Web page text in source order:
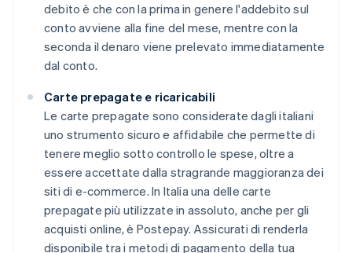
debito è che con la prima in genere l'addebito sul
conto avviene alla fine del mese, mentre con la
seconda il denaro viene prelevato immediatamente
dal conto.
Carte prepagate e ricaricabili
Le carte prepagate sono considerate dagli italiani
uno strumento sicuro e affidabile che permette di
tenere meglio sotto controllo le spese, oltre a
essere accettate dalla stragrande maggioranza dei
siti di e-commerce. In Italia una delle carte
prepagate più utilizzate in assoluto, anche per gli
acquisti online, è Postepay. Assicurati di renderla
disponibile tra i metodi di pagamento della tua